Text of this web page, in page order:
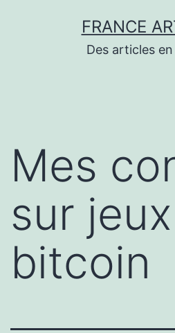
FRANCE
Des articles
Mes
sur jeux
bitcoin